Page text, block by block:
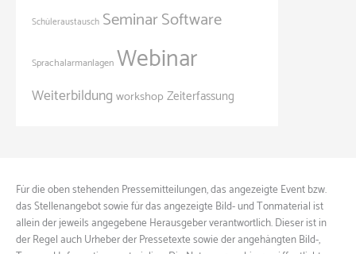
Schüleraustausch SeminarSoftware
Sprachalarmanlagen Webinar
Weiterbildung workshop Zeiterfassung
Für die oben stehenden Pressemitteilungen, das angezeigte Event bzw.
das Stellenangebot sowie für das angezeigte Bild- und Tonmaterial ist
allein der jeweils angegebene Herausgeber verantwortlich. Dieser ist in
der Regel auch Urheber der Pressetexte sowie der angehängten Bild-,